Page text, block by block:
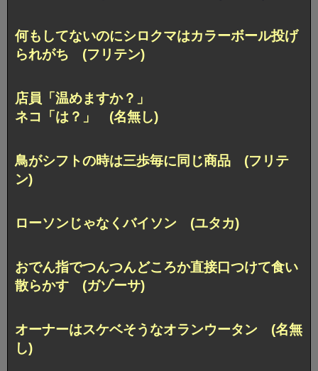
何もしてないのにシロクマはカラーボール投げ
られがち (フリテン)
店員「温めますか？」
ネコ「は？」 (名無し)
鳥がシフトの時は三歩毎に同じ商品 (フリテ
ン)
ローソンじゃなくバイソン (ユタカ)
おでん指でつんつんどころか直接口つけて食い
散らかす (ガゾーサ)
オーナーはスケベそうなオランウータン (名無
し)